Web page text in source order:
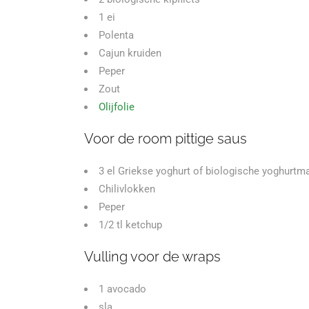
1 ei
Polenta
Cajun kruiden
Peper
Zout
Olijfolie
Voor de room pittige saus
3 el Griekse yoghurt of biologische
Chilivlokken
Peper
1/2 tl ketchup
Vulling voor de wraps
1 avocado